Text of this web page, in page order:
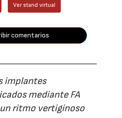
Ver stand virtual
comentarios
implantes
mediante FA
ritmo vertiginoso